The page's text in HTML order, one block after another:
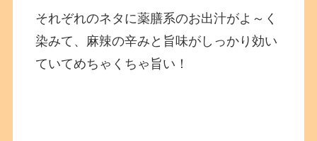
それぞれのネタに薬膳系のお出汁がよ～く
染みて、麻辣の辛みと旨味がしっかり効い
ていてめちゃくちゃ旨い！